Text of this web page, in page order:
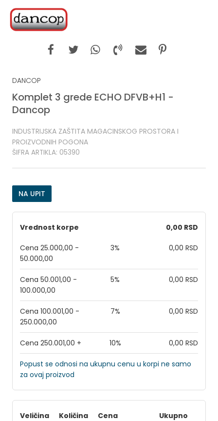
DANCOP
Komplet 3 grede ECHO DFVB+H1 -
Dancop
INDUSTRIJSKA ZAŠTITA MAGACINSKOG PROSTORA I
PROIZVODNIH POGONA
ŠIFRA ARTIKLA: 05390
NA UPIT
Vrednost korpe 0,00 RSD
Cena 25.000,00 -
50.000,00
3% 0,00 RSD
Cena 50.001,00 -
100.000,00
5% 0,00 RSD
Cena 100.001,00 -
250.000,00
7% 0,00 RSD
Cena 250.001,00 + 10% 0,00 RSD
Popust se odnosi na ukupnu cenu u korpi ne samo
za ovaj proizvod
Veličina Količina Cena
Ukupno